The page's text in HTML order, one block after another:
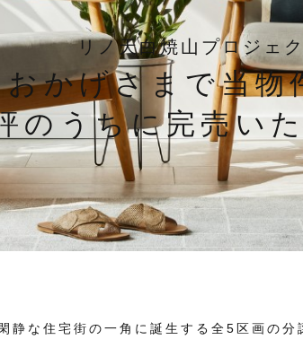
リノ天白焼山プロジェク
おかげさまで当物
のうちに完売い
静な住宅街の一角に誕生する全5区画の分